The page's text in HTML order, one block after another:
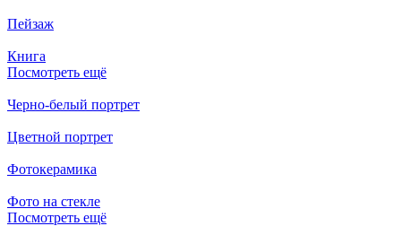
Пейзаж
Книга
Посмотреть ещё
Черно-белый портрет
Цветной портрет
Фотокерамика
Фото на стекле
Посмотреть ещё